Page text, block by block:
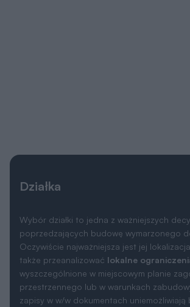
Działka
Wybór działki to jedna z ważniejszych
poprzedzających budowę wymarzonego
Oczywiście najważniejsza jest jej
także przeanalizować lokalne
wyszczególnione w miejscowym planie
przestrzennego lub w warunkach
zapisy w w/w dokumentach uniemożliwiają